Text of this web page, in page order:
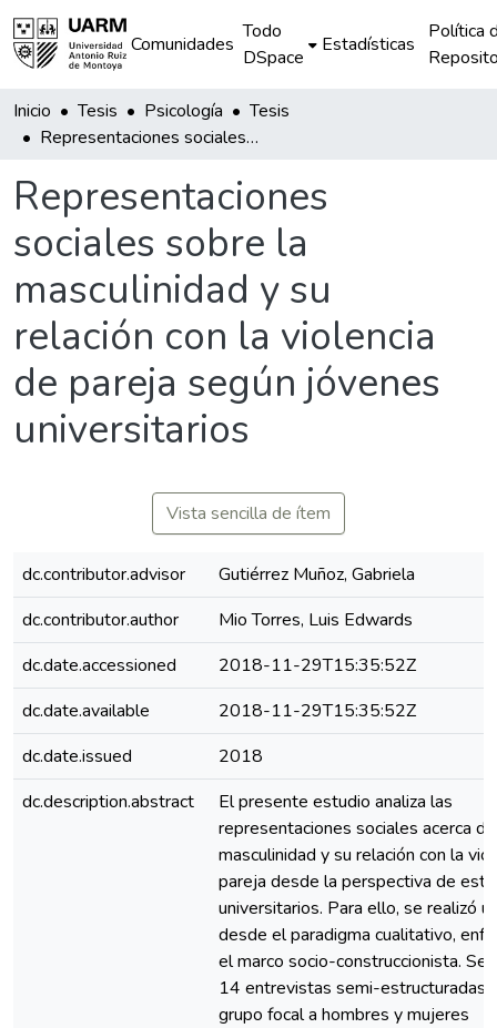
Comunidades
Todo
DSpace
Estadísticas
Política
Inicio Tesis Psicología
Tesis
Representaciones sociales sobre la masculinidad y su relación con la violencia de pareja según jóvenes universitarios
Representaciones
sociales sobre la
masculinidad y su
relación con la violencia
de pareja según jóvenes
universitarios
Vista sencilla de ítem
dc.contributor.advisor
Gutiérrez Muñoz, Gabriela
dc.contributor.author
Mio Torres, Luis Edwards
dc.date.accessioned
2018-11-29T15:35:52Z
dc.date.available
2018-11-29T15:35:52Z
dc.date.issued
2018
dc.description.abstract
El presente estudio analiza las
representaciones sociales acerca
masculinidad y su relación con la
pareja desde la perspectiva de
universitarios. Para ello, se realizó
desde el paradigma cualitativo,
el marco socio-construccionista. Se
14 entrevistas semi-estructuradas
grupo focal a hombres y mujeres